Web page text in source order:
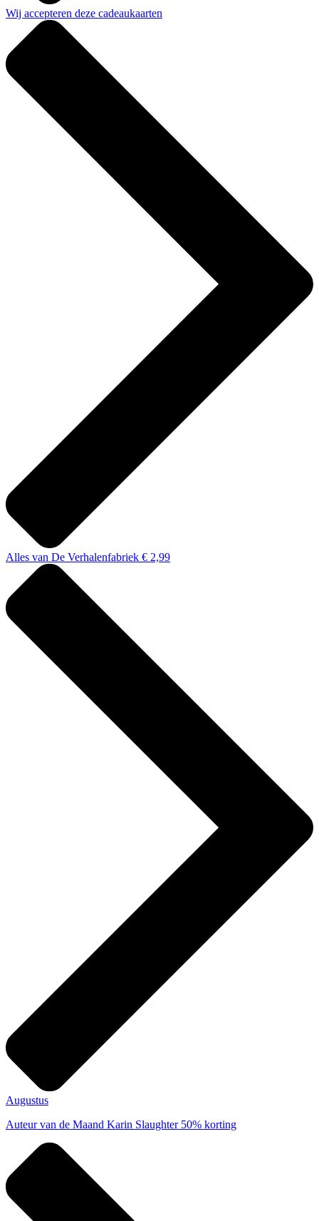
Wij accepteren deze cadeaukaarten
Alles van De Verhalenfabriek € 2,99
Augustus
Auteur van de Maand Karin Slaughter 50% korting